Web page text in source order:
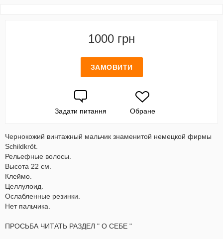
1000 грн
ЗАМОВИТИ
Задати питання Обране
Чернокожий винтажный мальчик знаменитой немецкой фирмы
Schildkröt.
Рельефные волосы.
Высота 22 см.
Клеймо.
Целлулоид.
Ослабленные резинки.
Нет пальчика.
ПРОСЬБА ЧИТАТЬ РАЗДЕЛ " О СЕБЕ "